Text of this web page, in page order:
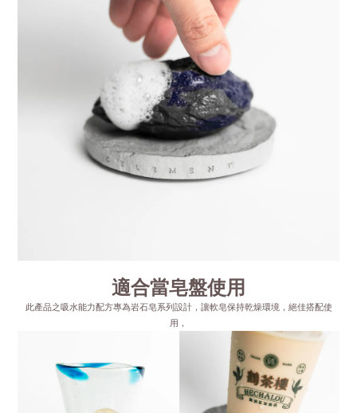
適合當皂盤使用
此產品之吸水能力配方專為岩石皂系列設計，讓軟皂保持乾燥環境，絕佳搭配使
用，